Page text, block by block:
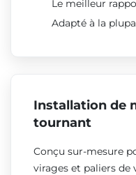
Le meilleur
Adapté à la
Installation de
tournant
Conçu sur-mesure
virages et paliers de